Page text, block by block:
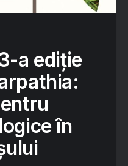
a ediție
în